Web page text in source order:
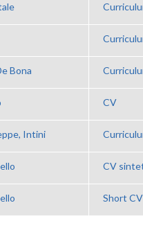
Bona
CV
Intini
CV
Short